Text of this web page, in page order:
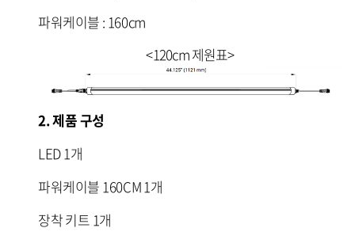
파워케이블 : 160cm
<120cm 제원표>
2. 제품 구성
LED 1개
파워케이블 160CM 1개
장착 키트 1개